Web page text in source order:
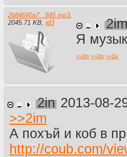
2b84690a7...845.mp3
2045.71 KB id3
Я
>>2in >>2io >>2iv
2in 2013-08-
>>2im
А похъй и коб в
http://coub.com/